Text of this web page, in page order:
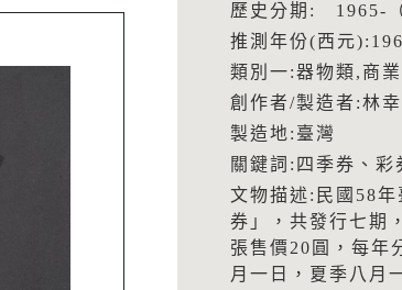
歷史分期: 1965-（
推測年份(西元
類別一:器物類,商
創作者/製造者:林幸
製造地:臺灣
關鍵詞:四季券、彩
文物描述:民國58
券」，共發行七期
張售價20圓，每年
月一日，夏季八月